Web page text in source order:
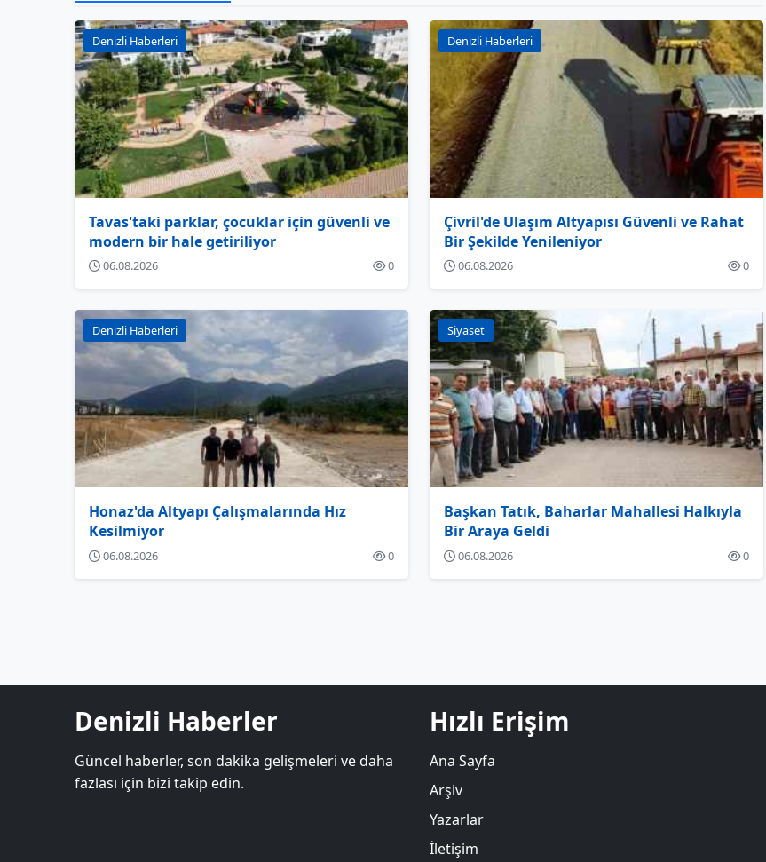
Denizli Haberleri
Tavas'taki parklar, çocuklar için güvenli ve
modern bir hale getiriliyor
06.08.2026 0
Denizli Haberleri
Çivril'de Ulaşım Altyapısı Güvenli ve Rahat
Bir Şekilde Yenileniyor
06.08.2026 0
Denizli Haberleri
Honaz'da Altyapı Çalışmalarında Hız
Kesilmiyor
06.08.2026 0
Siyaset
Başkan Tatık, Baharlar Mahallesi Halkıyla
Bir Araya Geldi
06.08.2026 0
Denizli Haberler
Güncel haberler, son dakika gelişmeleri ve daha
fazlası için bizi takip edin.
Hızlı Erişim
Ana Sayfa
Arşiv
Yazarlar
İletişim